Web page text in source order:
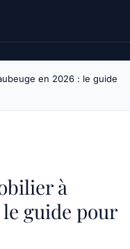
en 2026 : le guide
à
le guide pour